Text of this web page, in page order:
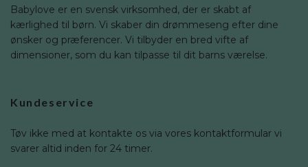
Babylove er en svensk virksomhed, der er skabt af
kærlighed til børn. Vi skaber din drømmeseng efter dine
ønsker og præferencer. Vi tilbyder en bred vifte af
dimensioner, som du kan tilpasse til dit barns værelse.
Kundeservice
Tøv ikke med at kontakte os via vores kontaktformular vi
svarer altid inden for 24 timer.